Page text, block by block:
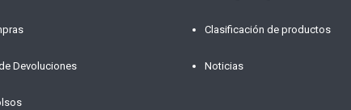
Devoluciones
Clasificación de productos
Noticias